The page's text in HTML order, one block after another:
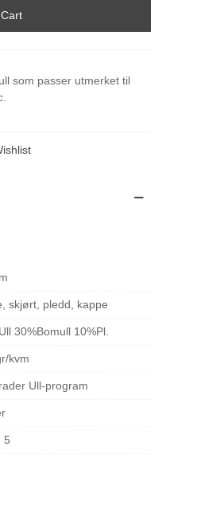
som passer utmerket til
skjørt, pledd, kappe
30%Bomull 10%Pl.
kvm
Ull-program
5